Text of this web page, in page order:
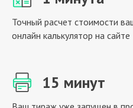
Точный расчет стоимости
онлайн калькулятор на сайте
15 минут